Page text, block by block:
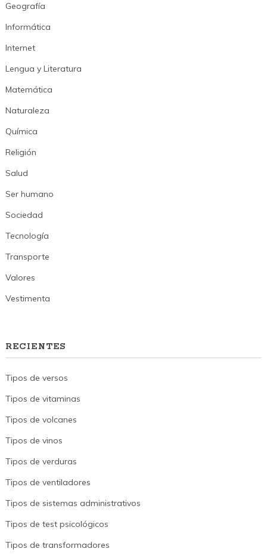
Geografía
Informática
Internet
Lengua y Literatura
Matemática
Naturaleza
Química
Religión
Salud
Ser humano
Sociedad
Tecnología
Transporte
Valores
Vestimenta
RECIENTES
Tipos de versos
Tipos de vitaminas
Tipos de volcanes
Tipos de vinos
Tipos de verduras
Tipos de ventiladores
Tipos de sistemas administrativos
Tipos de test psicológicos
Tipos de transformadores